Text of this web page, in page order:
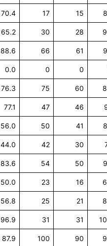
70.4 17 15
65.2 30 28
88.6 66 61
0.0 0 0
76.3 75 60
77.1 47 46
56.0 50 41
44.0 42 30
83.6 54 50
50.0 23 16
56.8 25 21
96.9 31 31
87.9 100 90